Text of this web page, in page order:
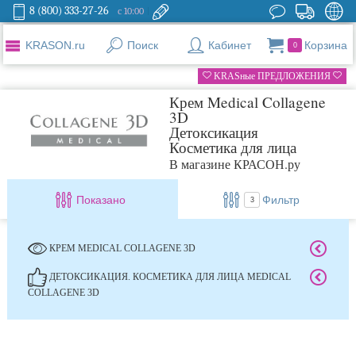
8 (800) 333-27-26 с 10:00
KRASON.ru Поиск Кабинет 0 Корзина
KRASные ПРЕДЛОЖЕНИЯ
Крем Medical Collagene
3D
Детоксикация
Косметика для лица
В магазине КРАСОН.ру
Показано 3 Фильтр
КРЕМ MEDICAL COLLAGENE 3D
ДЕТОКСИКАЦИЯ. КОСМЕТИКА ДЛЯ ЛИЦА MEDICAL
COLLAGENE 3D